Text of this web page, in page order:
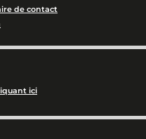
de contact
ici